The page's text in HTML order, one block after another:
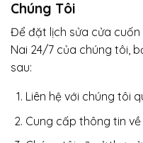
Chúng Tôi
Để đặt lịch sửa cửa
Nai 24/7 của chúng tôi,
sau:
Liên hệ với chúng tôi
Cung cấp thông tin